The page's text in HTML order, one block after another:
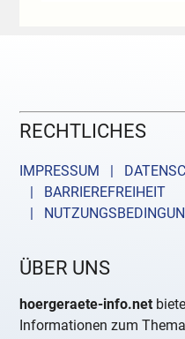
RECHTLICHES
IMPRESSUM |
| BARRIEREFREIHEIT
|
ÜBER UNS
hoergeraete-info.net
Informationen zum